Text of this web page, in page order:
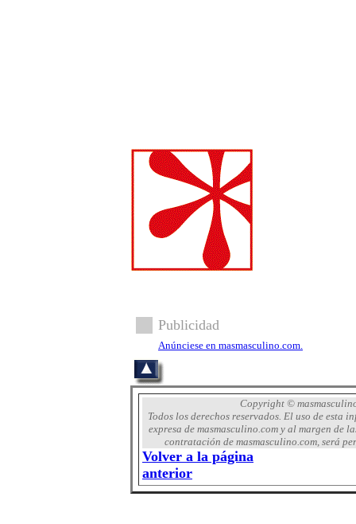
Publicidad
Anúnciese en masmasculino.com.
Copyright ©
Todos los derechos reservados. El uso de esta
expresa de masmasculino.com y al margen de
contratación de masmasculino.com, será
Volver a la página
anterior